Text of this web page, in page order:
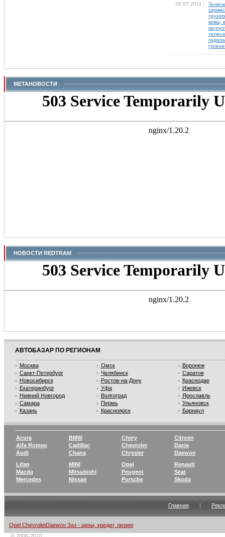
28.07.2011
ковш,
МЕТАНОВОСТИ
НОВОСТИ REDTRAM
АВТОБАЗАР ПО РЕГИОНАМ
Москва
Санкт-Петербург
Новосибирск
Екатеринбург
Нижний Новгород
Самара
Казань
Омск
Челябинск
Ростов-на-Дону
Уфа
Волгоград
Пермь
Красноярск
Воронеж
Саратов
Краснодар
Ижевск
Ярославль
Ульяновск
Барнаул
Acura
Alfa Romeo
Audi
BMW
Cadillac
Chana
Chery
Chevrolet
Chrysler
Citroen
Dacia
Daewoo
Lifan
Mazda
Mercedes
MINI
Mitsubishi
Nissan
Opel
Peugeot
Porsche
Renault
Seat
Skoda
Главная
Opel ChevroletDaewoo Заз - цены, кредит, лизинг